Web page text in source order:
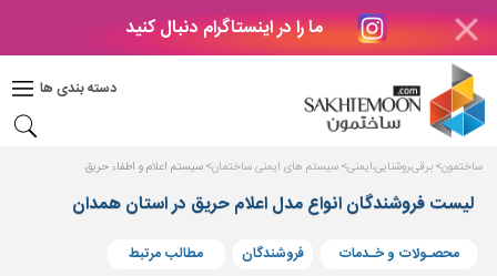
ما را در اینستاگرام دنبال کنید
دسته بندی ها
دکوراسیون
بتن
های
بتنی
و
ساختمون برقی،روشنایی،ایمنی سیستم های ایمنی ساختمان سیستم اعلام و اطفاء حریق
لیست فروشندگان انواع مدل اعلام حریق در استان همدان
محصـولات و خـدمات فروشندگان مطالب مرتبط